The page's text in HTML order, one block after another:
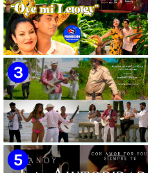
🟡 Susel Gómez (La China) ||
¨Oye Mi Leloley¨ || Director:
Onelio Jesús Larralde González
|| Música popular bailable
cubana || Videoclip || CUBA